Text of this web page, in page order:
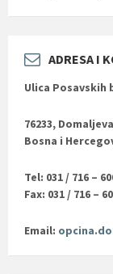
ADRESA I
Ulica Posavskih
76233,
Bosna i
Tel: 031 / 716 –
Fax: 031 / 716 –
Email: